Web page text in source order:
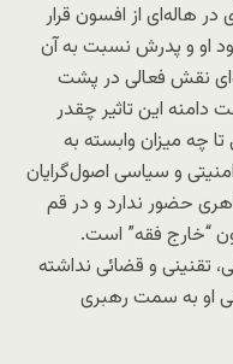
هاله‌ای از افسون قرار
او و پدرش نسبت به آن
نقش فعالی در پشت
دامنه این تاثیر چقدر
چه میزان وابسته به
و سیاسی اصول‌گرایان
حضور ندارد و در قم
“خارج فقه” است.
تقنینی و قضائی نداشته
او به سمت رهبری